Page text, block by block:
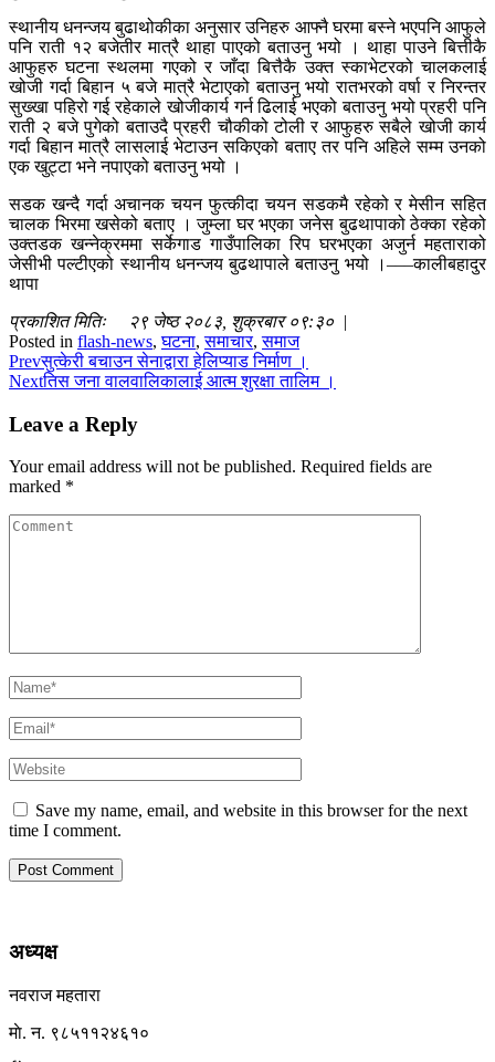
स्थानीय धनन्जय बुढाथोकीका अनुसार उनिहरु आफ्नै घरमा बस्ने भएपनि आफुले
पनि राती १२ बजेतीर मात्रै थाहा पाएको बताउनु भयो । थाहा पाउने बित्तीकै
आफुहरु घटना स्थलमा गएको र जाँदा बित्तैकै उक्त स्काभेटरको चालकलाई
खोजी गर्दा बिहान ५ बजे मात्रै भेटाएको बताउनु भयो रातभरको वर्षा र निरन्तर
सुख्खा पहिरो गई रहेकाले खोजीकार्य गर्न ढिलाई भएको बताउनु भयो प्रहरी पनि
राती २ बजे पुगेको बताउदै प्रहरी चौकीको टोली र आफुहरु सबैले खोजी कार्य
गर्दा बिहान मात्रै लासलाई भेटाउन सकिएको बताए तर पनि अहिले सम्म उनको
एक खुट्टा भने नपाएको बताउनु भयो ।
सडक खन्दै गर्दा अचानक चयन फुत्कीदा चयन सडकमै रहेको र मेसीन सहित
चालक भिरमा खसेको बताए । जुम्ला घर भएका जनेस बुढथापाको ठेक्का रहेको
उक्तडक खन्नेक्रममा सर्केगाड गाउँपालिका रिप घरभएका अजुर्न महताराको
जेसीभी पल्टीएको स्थानीय धनन्जय बुढथापाले बताउनु भयो ।–––कालीबहादुर
थापा
प्रकाशित मितिः २९ जेष्ठ २०८३, शुक्रबार ०९:३० |
Posted in flash-news,घटना,समाचार,समाज
Prevसुत्केरी बचाउन सेनाद्वारा हेलिप्याड निर्माण ।
Nextतिस जना वालवालिकालाई आत्म शुरक्षा तालिम ।
Leave a Reply
Your email address will not be published. Required fields are
marked *
Save my name, email, and website in this browser for the next
time I comment.
अध्यक्ष
नवराज महतारा
माे. न. ९८५११२४६१०